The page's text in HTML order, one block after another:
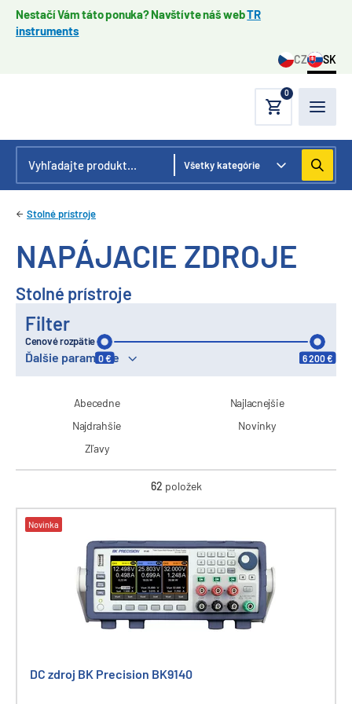
Nestačí Vám táto ponuka? Navštívte náš webTR
instruments
CZ SK
0
Stolné prístroje
NAPÁJACIE ZDROJE
Stolné prístroje
Filter
Cenové rozpätie
0 € 6 200 €
Ďalšie parametre
Abecedne
Najlacnejšie
Najdrahšie
Novinky
Zľavy
62 položek
Novinka
DC zdroj BK Precision BK9140